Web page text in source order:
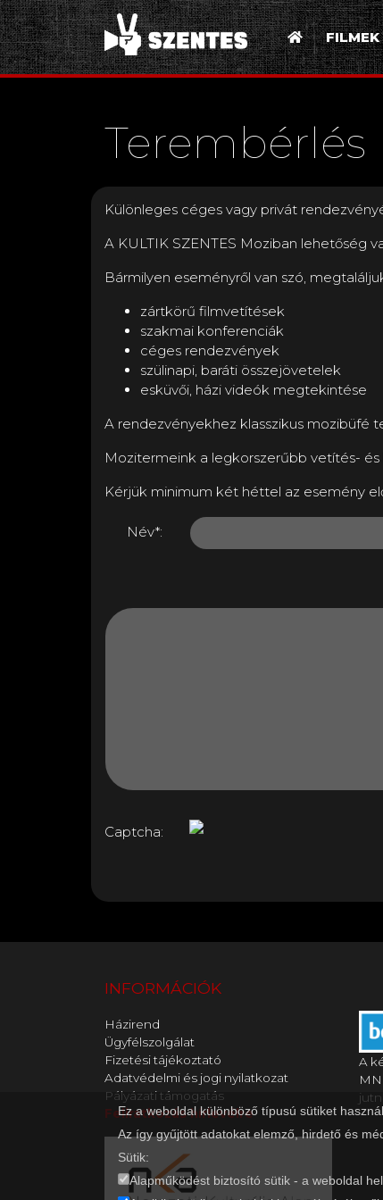
FILMEK
Terembérlés
Különleges céges vagy privát
A KULTIK SZENTES Moziban lehetőség
Bármilyen eseményről van szó,
zártkörű filmvetítések
szakmai konferenciák
céges rendezvények
szülinapi, baráti összejövetelek
esküvői, házi videók megtekintése
A rendezvényekhez klasszikus mozibüfé
Mozitermeink a legkorszerűbb vetítés-
Kérjük minimum két héttel az esemény
Név*:
Captcha:
Ez a weboldal különböző típusú sütiket
Az így gyűjtött adatokat elemző, hirdető és
Sütik:
Alapműködést biztosító sütik - a weboldal
INFORMÁCIÓK
Házirend
Ügyfélszolgálat
Fizetési tájékoztató
Adatvédelmi és jogi nyilatkozat
Pályázati támogatás
Feliratkozás hírlevélre
A